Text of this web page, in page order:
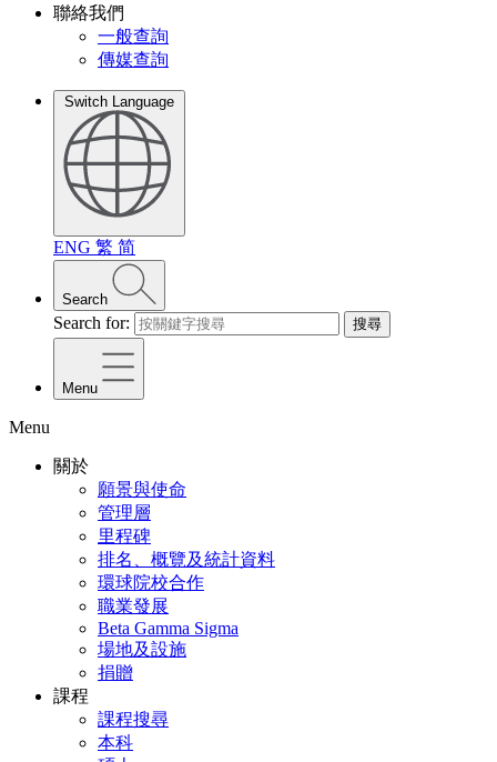
聯絡我們
一般查詢
傳媒查詢
Switch Language
ENG 繁 简
Search
Search for: 搜尋
Menu
Menu
關於
願景與使命
管理層
里程碑
排名、概覽及統計資料
環球院校合作
職業發展
Beta Gamma Sigma
場地及設施
捐贈
課程
課程搜尋
本科